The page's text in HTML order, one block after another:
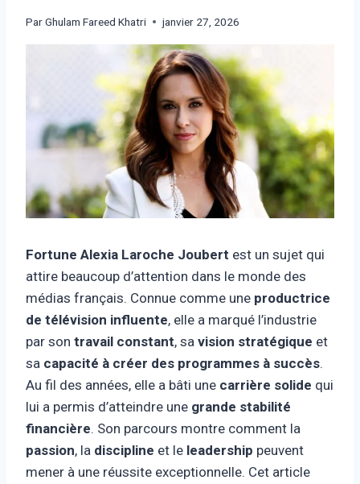
ParGhulam Fareed Khatri janvier 27, 2026
Fortune Alexia Laroche Joubert est un sujet qui
attire beaucoup d’attention dans le monde des
médias français. Connue comme une productrice
de télévision influente, elle a marqué l’industrie
par son travail constant, sa vision stratégique et
sa capacité à créer des programmes à succès.
Au fil des années, elle a bâti une carrière solide qui
lui a permis d’atteindre une grande stabilité
financière. Son parcours montre comment la
passion, la discipline et le leadership peuvent
mener à une réussite exceptionnelle. Cet article